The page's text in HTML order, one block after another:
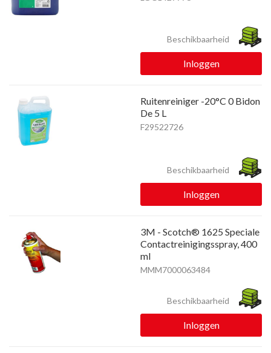
Beschikbaarheid
Inloggen
Ruitenreiniger -20°C 0 Bidon
De 5 L
F29522726
Beschikbaarheid
Inloggen
3M - Scotch® 1625 Speciale
Contactreinigingsspray, 400
ml
MMM7000063484
Beschikbaarheid
Inloggen